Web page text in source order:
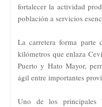
fortalecer la actividad
población a servicios
La carretera forma parte
kilómetros que enlaza
Puerto y Hato Mayor,
ágil entre importantes
Uno de los principales